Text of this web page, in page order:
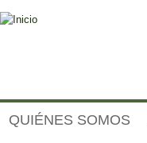
QUIÉNES SOMOS